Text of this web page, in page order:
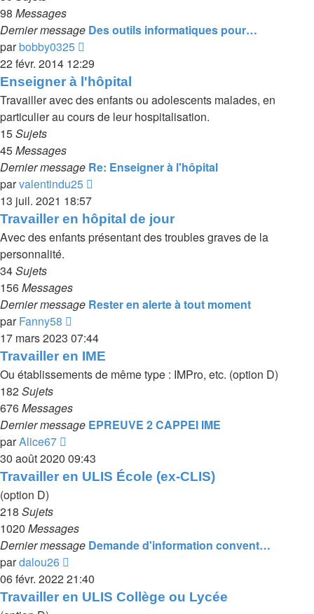
98 Messages
Dernier message Des outils informatiques pour…
parbobby0325
le
dernier
message
22 févr. 2014 12:29
Enseigner à l'hôpital
Travailler avec des enfants ou adolescents malades, en
particulier au cours de leur hospitalisation.
15Sujets
45Messages
Dernier message Re: Enseigner à l'hôpital
parvalentindu25
dernier
message
13 juil. 2021 18:57
Travailler en hôpital de jour
Avec des enfants présentant des troubles graves de la
personnalité.
34Sujets
156Messages
Dernier message Rester en alerte à tout moment
parFanny58
le
dernier
message
17 mars 2023 07:44
Travailler en IME
Ou établissements de même type : IMPro, etc. (option D)
182Sujets
676Messages
Dernier message EPREUVE 2 CAPPEI IME
parAlice67
le
dernier
30 août 2020 09:43
Travailler en ULIS École (ex-CLIS)
(option D)
218 Sujets
1020 Messages
Dernier message Demande d'information convent…
pardalou26
le
dernier
06 févr. 2022 21:40
Travailler en ULIS Collège ou Lycée